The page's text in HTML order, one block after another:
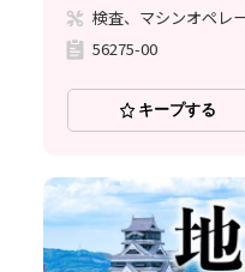
56275-00
キープする